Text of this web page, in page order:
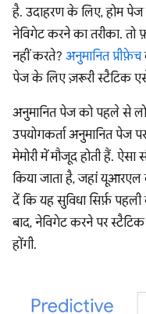
है. उदाहरण के लिए, होम
नेविगेट करने का तरीका.
नहीं करते? अनुमानित प्रीफ़ेच
पेज के लिए ज़रूरी स्टैटिक
अनुमानित पेज को पहले से
उपयोगकर्ता अनुमानित पेज
मेमोरी में मौजूद होती हैं.
किया जाता है, जहां यूआरएल
दें कि यह सुविधा सिर्फ़
बाद, नेविगेट करने पर
होंगी.